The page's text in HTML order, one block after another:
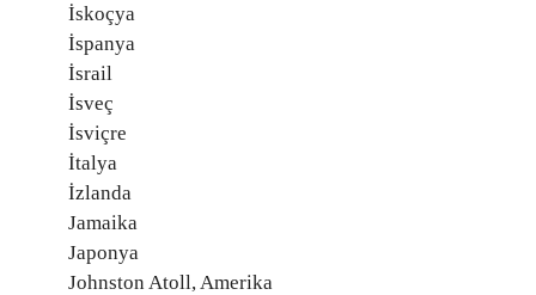
İskoçya
İspanya
İsrail
İsveç
İsviçre
İtalya
İzlanda
Jamaika
Japonya
Johnston Atoll, Amerika